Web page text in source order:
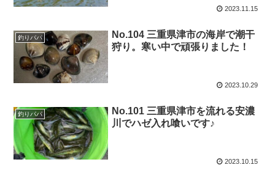
2023.11.15
釣りパパ
No.104 三重県津市の海岸で潮干
狩り。寒い中で頑張りました！
2023.10.29
釣りパパ
No.101 三重県津市を流れる安濃
川でハゼ入れ喰いです♪
2023.10.15